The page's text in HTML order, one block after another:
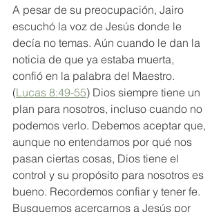
A pesar de su preocupación, Jairo
escuchó la voz de Jesús donde le
decía no temas. Aún cuando le dan la
noticia de que ya estaba muerta,
confió en la palabra del Maestro.
(Lucas 8:49-55) Dios siempre tiene un
plan para nosotros, incluso cuando no
podemos verlo. Debemos aceptar que,
aunque no entendamos por qué nos
pasan ciertas cosas, Dios tiene el
control y su propósito para nosotros es
bueno. Recordemos confiar y tener fe.
Busquemos acercarnos a Jesús por